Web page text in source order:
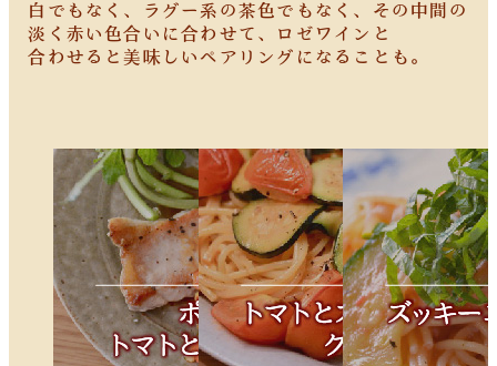
白でもなく、ラグー系の茶色でもなく、その中間の
淡く赤い色合いに合わせて、ロゼワインと
合わせると美味しいペアリングになることも。